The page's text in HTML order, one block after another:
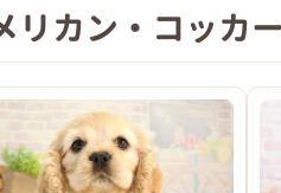
リカン・コッカ